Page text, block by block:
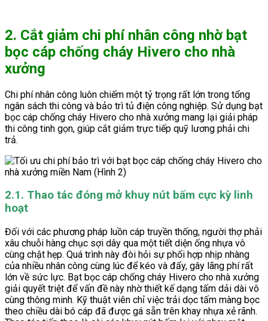
2. Cắt giảm chi phí nhân công nhờ bạt
bọc cáp chống cháy Hivero cho nhà
xưởng
Chi phí nhân công luôn chiếm một tỷ trọng rất lớn trong tổng
ngân sách thi công và bảo trì tủ điện công nghiệp. Sử dụng bạt
bọc cáp chống cháy Hivero cho nhà xưởng mang lại giải pháp
thi công tinh gọn, giúp cắt giảm trực tiếp quỹ lương phải chi
trả.
2.1. Thao tác đóng mở khuy nút bấm cực kỳ linh
hoạt
Đối với các phương pháp luồn cáp truyền thống, người thợ phải
xâu chuỗi hàng chục sợi dây qua một tiết diện ống nhựa vô
cùng chật hẹp. Quá trình này đòi hỏi sự phối hợp nhịp nhàng
của nhiều nhân công cùng lúc để kéo và đẩy, gây lãng phí rất
lớn về sức lực. Bạt bọc cáp chống cháy Hivero cho nhà xưởng
giải quyết triệt để vấn đề này nhờ thiết kế dạng tấm dải dài vô
cùng thông minh. Kỹ thuật viên chỉ việc trải dọc tấm màng bọc
theo chiều dài bó cáp đã được gá sẵn trên khay nhựa xẻ rãnh.